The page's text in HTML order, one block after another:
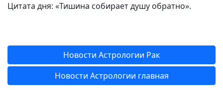
Цитата дня: «Тишина собирает душу обратно».
Новости Астрологии Рак
Новости Астрологии главная